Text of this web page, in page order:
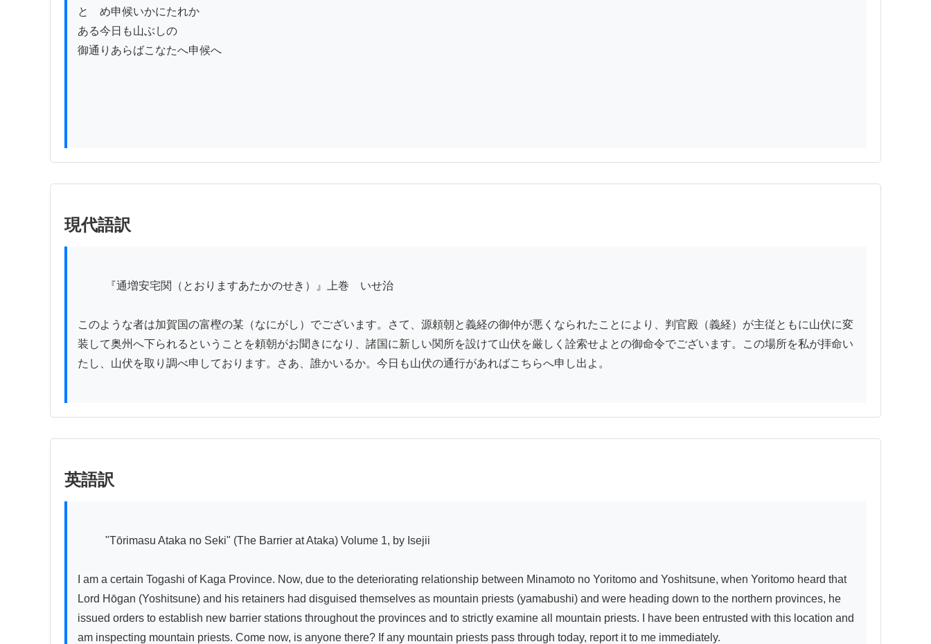
とゞめ申候いかにたれか
ある今日も山ぶしの
御通りあらばこなたへ申候へ
現代語訳
このような者は加賀国の富樫の某（なにがし）でございます。さて、源頼朝と義経の御仲が悪くなられたことにより、判官殿（義経）が主従ともに山伏に変
装して奥州へ下られるということを頼朝がお聞きになり、諸国に新しい関所を設けて山伏を厳しく詮索せよとの御命令でございます。この場所を私が拝命い
たし、山伏を取り調べ申しております。さあ、誰かいるか。今日も山伏の通行があればこちらへ申し出よ。
英語訳
I am a certain Togashi of Kaga Province. Now, due to the deteriorating relationship between Minamoto no Yoritomo and Yoshitsune, when Yoritomo heard that
Lord Hōgan (Yoshitsune) and his retainers had disguised themselves as mountain priests (yamabushi) and were heading down to the northern provinces, he
issued orders to establish new barrier stations throughout the provinces and to strictly examine all mountain priests. I have been entrusted with this location and
am inspecting mountain priests. Come now, is anyone there? If any mountain priests pass through today, report it to me immediately.